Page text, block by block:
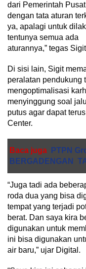
dari Pemerintah
dengan tata aturan
ya, apalagi untuk
tentunya semua ada
aturannya,” tegas
Di sisi lain, Sigit
peralatan pendukung
mengoptimalisasi
menyinggung soal
putus agar dapat
Center.
Baca juga
PTPN
BERGADENGAN
“Juga tadi ada
roda dua yang bisa
tempat yang terjadi
berat. Dan saya kira
digunakan untuk
ini bisa digunakan
air baru,” ujar Digital.